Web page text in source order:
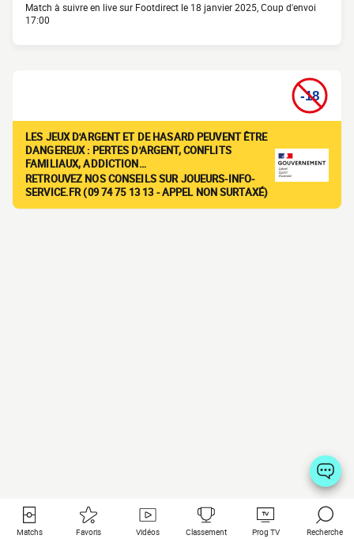
Match à suivre en live sur Footdirect le 18 janvier 2025, Coup d'envoi
17:00
LES JEUX D'ARGENT ET DE HASARD PEUVENT ÊTRE
DANGEREUX : PERTES D'ARGENT, CONFLITS
FAMILIAUX, ADDICTION…
RETROUVEZ NOS CONSEILS SUR JOUEURS-INFO-
SERVICE.FR (09 74 75 13 13 - APPEL NON SURTAXÉ)
Matchs Favoris Vidéos Classement Prog TV Recherche